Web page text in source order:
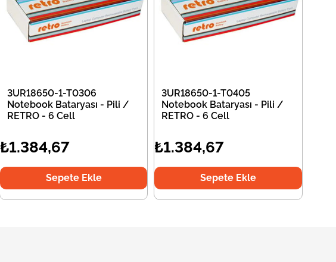
3UR18650-1-T0306
Notebook Bataryası - Pili /
RETRO - 6 Cell
₺1.384,67
Sepete Ekle
3UR18650-1-T0405
Notebook Bataryası - Pili /
RETRO - 6 Cell
₺1.384,67
Sepete Ekle